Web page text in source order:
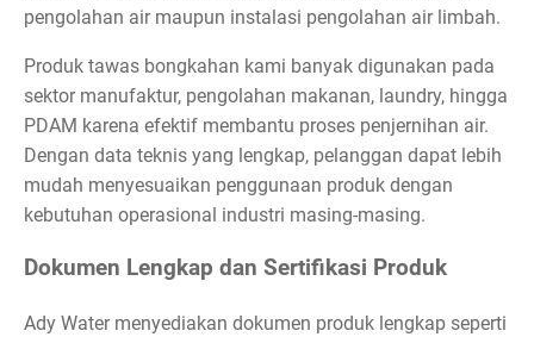
pengolahan air maupun instalasi pengolahan air limbah.
Produk tawas bongkahan kami banyak digunakan pada
sektor manufaktur, pengolahan makanan, laundry, hingga
PDAM karena efektif membantu proses penjernihan air.
Dengan data teknis yang lengkap, pelanggan dapat lebih
mudah menyesuaikan penggunaan produk dengan
kebutuhan operasional industri masing-masing.
Dokumen Lengkap dan Sertifikasi Produk
Ady Water menyediakan dokumen produk lengkap seperti